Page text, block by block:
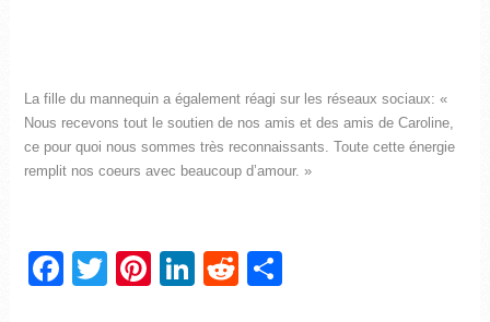
La fille du mannequin a également réagi sur les réseaux sociaux: «
Nous recevons tout le soutien de nos amis et des amis de Caroline,
ce pour quoi nous sommes très reconnaissants. Toute cette énergie
remplit nos coeurs avec beaucoup d’amour. »
Facebook
Twitter
Pinterest
LinkedIn
RedditPartager